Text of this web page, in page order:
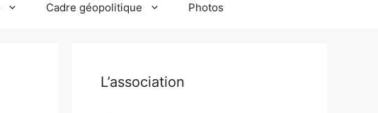
Cadre géopolitique Photos
L’association